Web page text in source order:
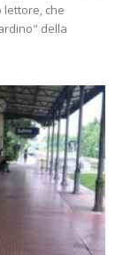
lettore, che
della